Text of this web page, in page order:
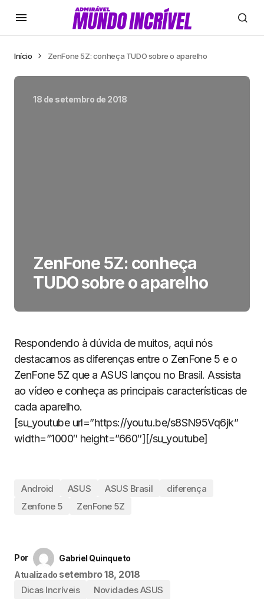
Início ZenFone 5Z: conheça TUDO sobre o aparelho
18 de setembro de 2018
ZenFone 5Z: conheça
TUDO sobre o aparelho
Respondendo à dúvida de muitos, aqui nós
destacamos as diferenças entre o ZenFone 5 e o
ZenFone 5Z que a ASUS lançou no Brasil. Assista
ao vídeo e conheça as principais características de
cada aparelho.
[su_youtube url=”https://youtu.be/s8SN95Vq6jk”
width=”1000″ height=”660″][/su_youtube]
Android ASUS ASUS Brasil
diferença
Zenfone 5
ZenFone 5Z
Por
Gabriel Quinqueto
Atualizado setembro 18, 2018
Dicas Incríveis Novidades ASUS